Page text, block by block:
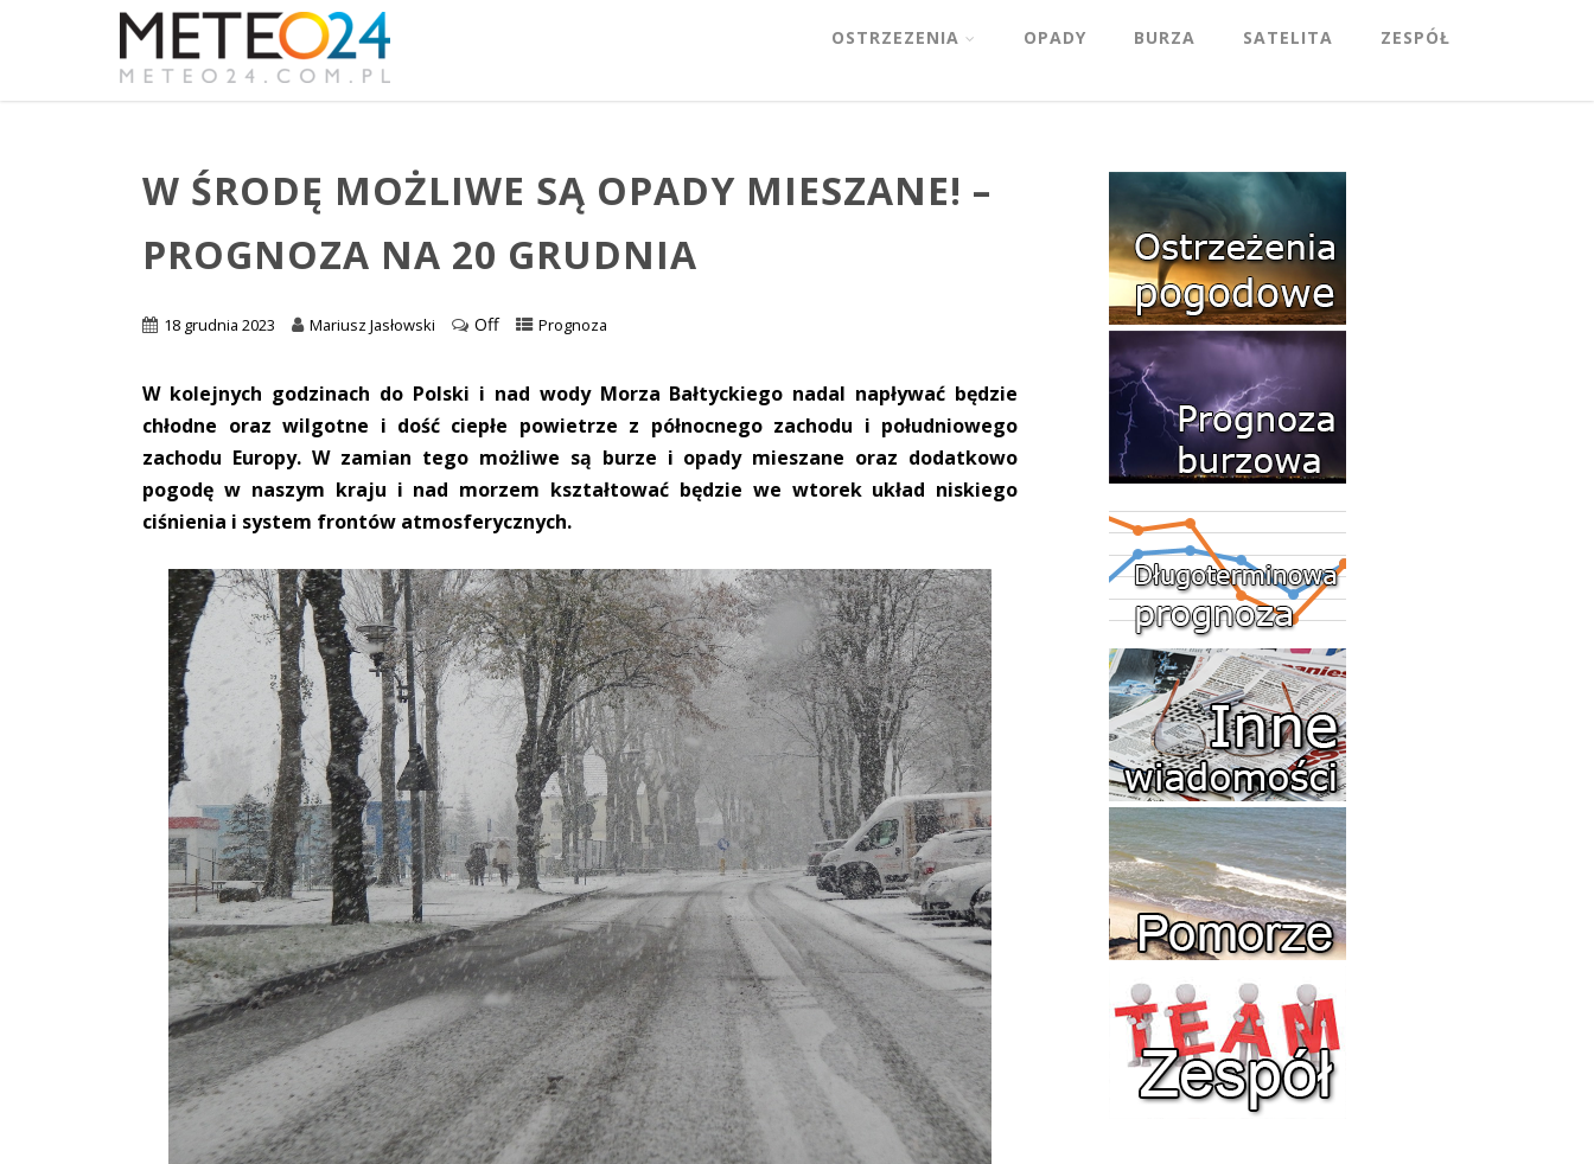
OSTRZEZENIA OPADY BURZA SATELITA ZESPÓŁ
W ŚRODĘ MOŻLIWE SĄ OPADY MIESZANE! –
PROGNOZA NA 20 GRUDNIA
18 grudnia 2023 Mariusz Jasłowski Off Prognoza
W kolejnych godzinach do Polski i nad wody Morza Bałtyckiego nadal napływać będzie
chłodne oraz wilgotne i dość ciepłe powietrze z północnego zachodu i południowego
zachodu Europy. W zamian tego możliwe są burze i opady mieszane oraz dodatkowo
pogodę w naszym kraju i nad morzem kształtować będzie we wtorek układ niskiego
ciśnienia i system frontów atmosferycznych.